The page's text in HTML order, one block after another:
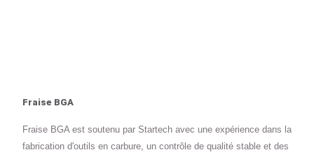
Fraise BGA
Fraise BGA est soutenu par Startech avec une expérience dans la
fabrication d'outils en carbure, un contrôle de qualité stable et des